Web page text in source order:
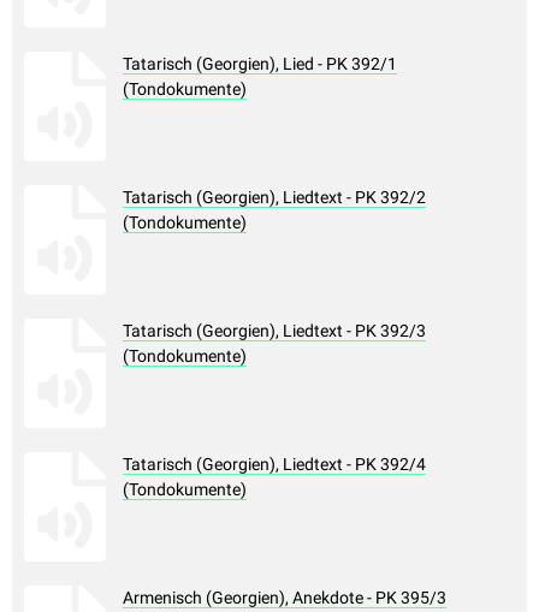
Tatarisch (Georgien), Lied - PK 392/1
(Tondokumente)
Tatarisch (Georgien), Liedtext - PK 392/2
(Tondokumente)
Tatarisch (Georgien), Liedtext - PK 392/3
(Tondokumente)
Tatarisch (Georgien), Liedtext - PK 392/4
(Tondokumente)
Armenisch (Georgien), Anekdote - PK 395/3